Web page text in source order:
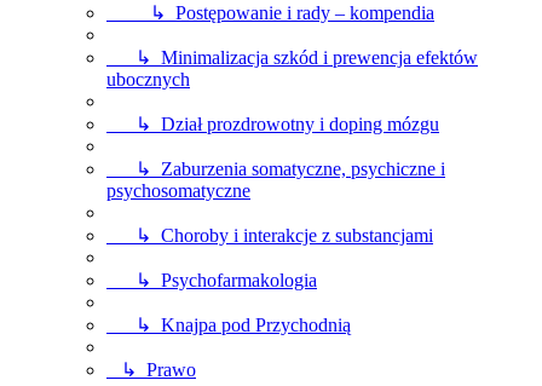
↳ Postępowanie i rady – kompendia
↳ Minimalizacja szkód i prewencja efektów
ubocznych
↳ Dział prozdrowotny i doping mózgu
↳ Zaburzenia somatyczne, psychiczne i
psychosomatyczne
↳ Choroby i interakcje z substancjami
↳ Psychofarmakologia
↳ Knajpa pod Przychodnią
↳ Prawo